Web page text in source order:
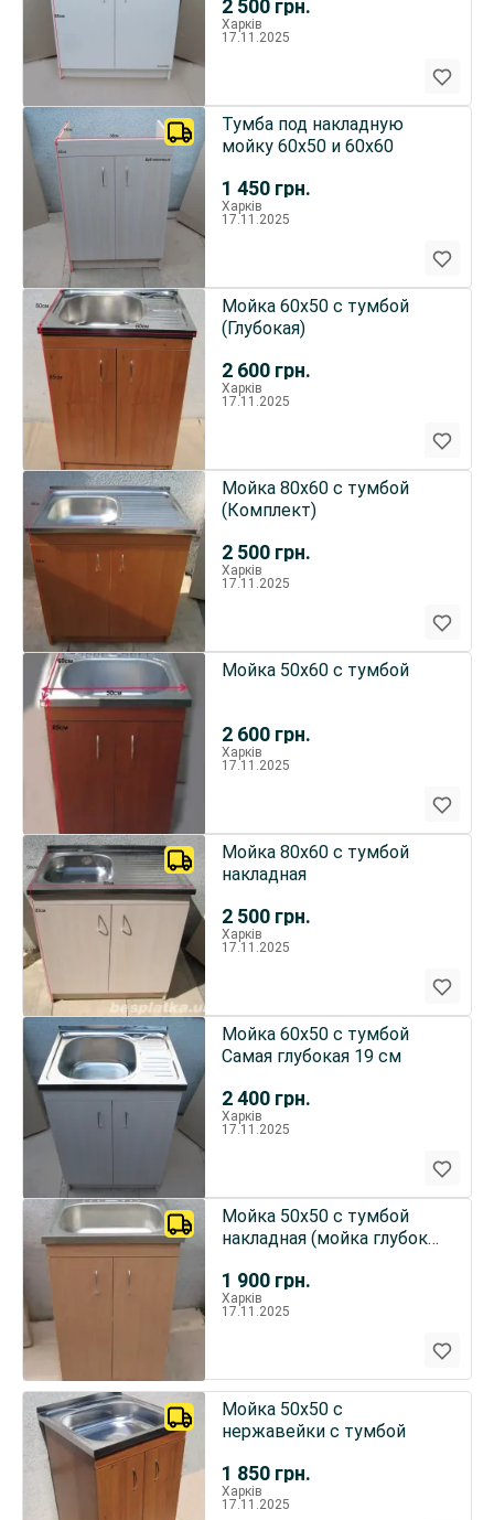
2 500 грн.
Харків
17.11.2025
1 450 грн.
Тумба под накладную
мойку 60х50 и 60х60
Харків
17.11.2025
2 600 грн.
Мойка 60х50 с тумбой
(Глубокая)
Харків
17.11.2025
2 500 грн.
Мойка 80х60 с тумбой
(Комплект)
Харків
17.11.2025
2 600 грн.
Мойка 50х60 с тумбой
Харків
17.11.2025
2 500 грн.
Мойка 80х60 с тумбой
накладная
Харків
17.11.2025
2 400 грн.
Мойка 60х50 с тумбой
Самая глубокая 19 см
Харків
17.11.2025
1 900 грн.
Мойка 50х50 с тумбой
накладная (мойка глубокая
Харків
17.11.2025
1 850 грн.
Мойка 50х50 с
нержавейки с тумбой
Харків
17.11.2025